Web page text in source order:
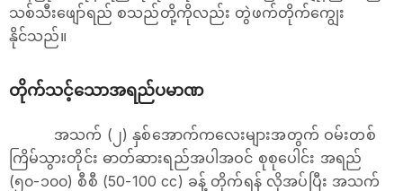
သစ်သီးဖျော်ရည် စသည်တို့ကိုလည်း တွဲဖက်တိုက်ကျွေး
နိုင်သည်။
တိုက်သင့်သောအရည်ပမာဏ
အသက် (၂) နှစ်အောက်ကလေးများအတွက် ဝမ်းတစ်
ကြိမ်သွားတိုင်း ဓာတ်ဆားရည်အပါအဝင် စုစုပေါင်း အရည်
(၅၀-၁၀၀) စီစီ (50-100 cc) ခန့် တိုက်ရန် လိုအပ်ပြီး အသက်